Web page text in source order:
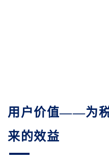
用户价值——为
来的效益